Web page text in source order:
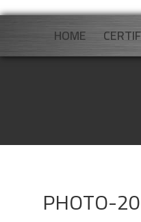
HOME
PHOTO-